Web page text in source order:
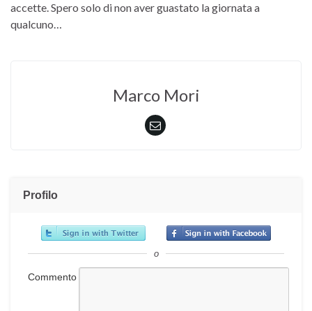
accette. Spero solo di non aver guastato la giornata a
qualcuno…
Marco Mori
Profilo
o
Commento